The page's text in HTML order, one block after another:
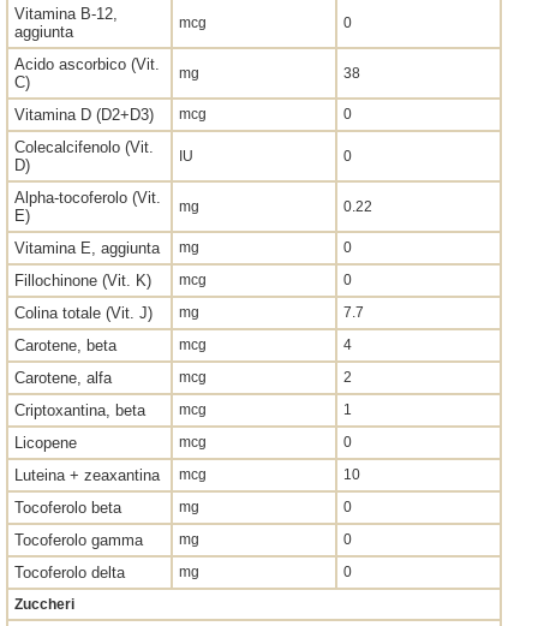
Vitamina B-12,
aggiunta
mcg 0
Acido ascorbico (Vit.
C)
mg 38
Vitamina D (D2+D3) mcg 0
Colecalcifenolo (Vit.
D)
IU 0
Alpha-tocoferolo (Vit.
E)
mg 0.22
Vitamina E, aggiunta mg 0
Fillochinone (Vit. K) mcg 0
Colina totale (Vit. J) mg 7.7
Carotene, beta mcg 4
Carotene, alfa mcg 2
Criptoxantina, beta mcg 1
Licopene mcg 0
Luteina + zeaxantina mcg 10
Tocoferolo beta mg 0
Tocoferolo gamma mg 0
Tocoferolo delta mg
0
Zuccheri